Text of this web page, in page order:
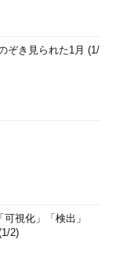
ぞき見られた1月 (1/
視化」「検出」
2)